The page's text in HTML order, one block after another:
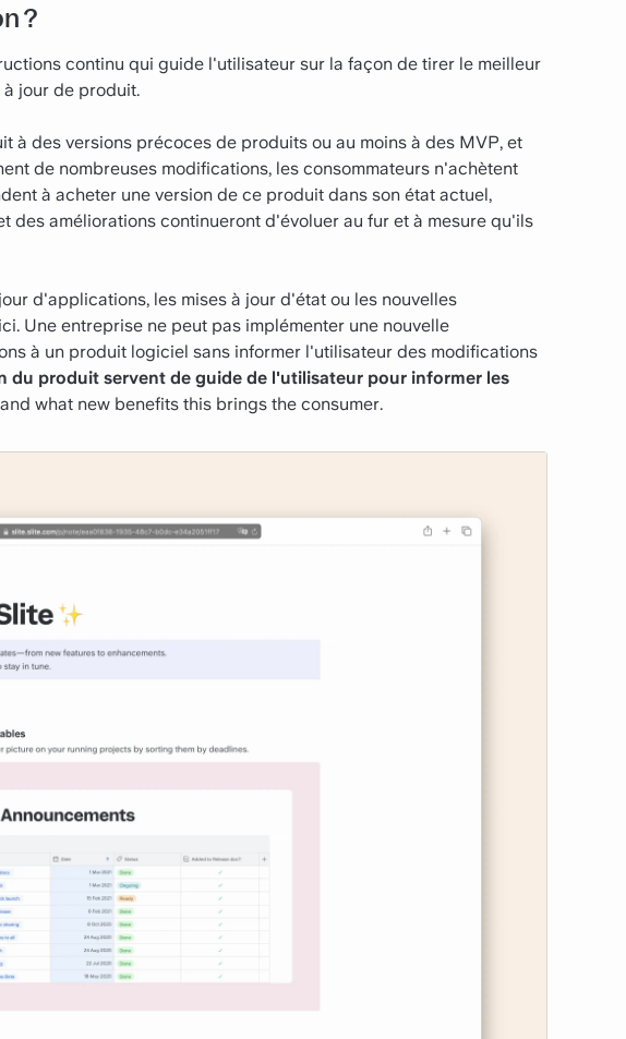
?
continu qui guide l'utilisateur sur la façon de tirer le meilleur
jour de produit.
à des versions précoces de produits ou au moins à des MVP, et
de nombreuses modifications, les consommateurs n'achètent
à acheter une version de ce produit dans son état actuel,
des améliorations continueront d'évoluer au fur et à mesure qu'ils
d'applications, les mises à jour d'état ou les nouvelles
Une entreprise ne peut pas implémenter une nouvelle
à un produit logiciel sans informer l'utilisateur des modifications
du produit servent de guide de l'utilisateur pour informer les
what new benefits this brings the consumer.